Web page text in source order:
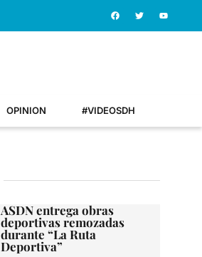
OPINION #VIDEOSDH
ASDN entrega obras
deportivas remozadas
durante “La Ruta
Deportiva”